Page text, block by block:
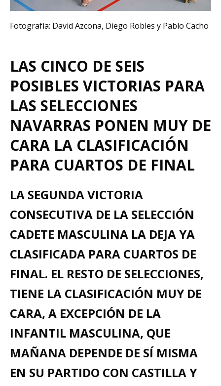
Fotografía: David Azcona, Diego Robles y Pablo Cacho
LAS CINCO DE SEIS
POSIBLES VICTORIAS PARA
LAS SELECCIONES
NAVARRAS PONEN MUY DE
CARA LA CLASIFICACIÓN
PARA CUARTOS DE FINAL
LA SEGUNDA VICTORIA
CONSECUTIVA DE LA SELECCIÓN
CADETE MASCULINA LA DEJA YA
CLASIFICADA PARA CUARTOS DE
FINAL. EL RESTO DE SELECCIONES,
TIENE LA CLASIFICACIÓN MUY DE
CARA, A EXCEPCIÓN DE LA
INFANTIL MASCULINA, QUE
MAÑANA DEPENDE DE SÍ MISMA
EN SU PARTIDO CON CASTILLA Y